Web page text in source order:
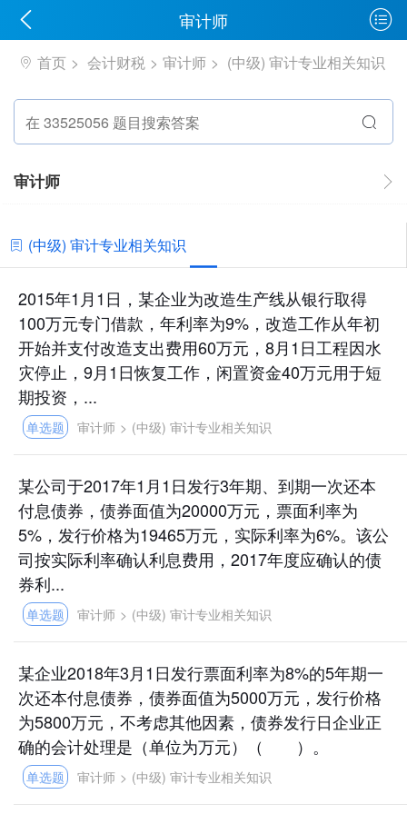
审计师
首页 会计财税 审计师 (中级) 审计专业相关知识
审计师
(中级) 审计专业相关知识
2015年1月1日，某企业为改造生产线从银行取得
100万元专门借款，年利率为9%，改造工作从年初
开始并支付改造支出费用60万元，8月1日工程因水
灾停止，9月1日恢复工作，闲置资金40万元用于短
期投资，...
单选题 审计师 > (中级) 审计专业相关知识
某公司于2017年1月1日发行3年期、到期一次还本
付息债券，债券面值为20000万元，票面利率为
5%，发行价格为19465万元，实际利率为6%。该公
司按实际利率确认利息费用，2017年度应确认的债
券利...
单选题 审计师 > (中级) 审计专业相关知识
某企业2018年3月1日发行票面利率为8%的5年期一
次还本付息债券，债券面值为5000万元，发行价格
为5800万元，不考虑其他因素，债券发行日企业正
确的会计处理是（单位为万元）（ ）。
单选题 审计师 > (中级) 审计专业相关知识